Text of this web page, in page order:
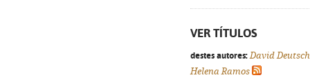
VER TÍTULOS
destes autores: David Deutsch
Helena Ramos